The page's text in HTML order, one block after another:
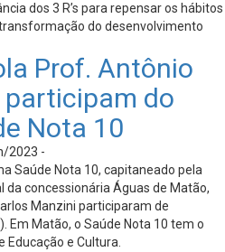
dos 3 R’s para repensar os hábitos
do desenvolvimento
Prof. Antônio
participam do
Nota 10
2023 -
Saúde Nota 10, capitaneado pela
da concessionária Águas de Matão,
Manzini participaram de
Em Matão, o Saúde Nota 10 tem o
e Cultura.